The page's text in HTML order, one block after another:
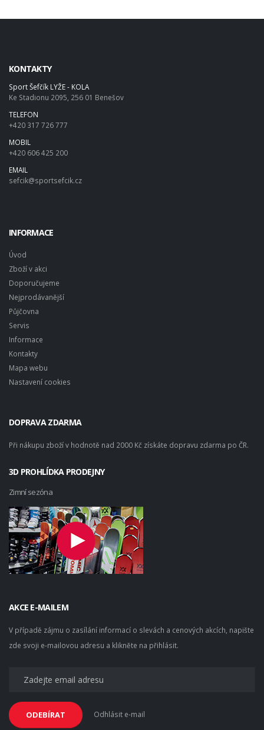
KONTAKTY
Sport Šefčík LYŽE - KOLA
Ke Stadionu 2095, 256 01 Benešov
TELEFON
+420 317 726 777
MOBIL
+420 606 425 200
EMAIL
sefcik@sportsefcik.cz
INFORMACE
Úvod
Zboží v akci
Doporučujeme
Nejprodávanější
Půjčovna
Servis
Informace
Kontakty
Mapa webu
Nastavení cookies
DOPRAVA ZDARMA
Při nákupu zboží v hodnotě nad 2000 Kč získáte dopravu zdarma po ČR.
3D PROHLÍDKA PRODEJNY
Zimní sezóna
AKCE E-MAILEM
V případě zájmu o zasílání informací o slevách a cenových akcích, napište
zde svoji e-mailovou adresu a klikněte na přihlásit.
ODEBÍRAT Odhlásit e-mail